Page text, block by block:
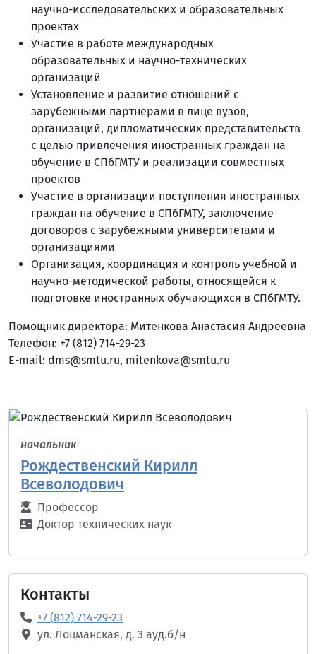
научно-исследовательских и образовательных
проектах
Участие в работе международных
образовательных и научно-технических
организаций
Установление и развитие отношений с
зарубежными партнерами в лице вузов,
организаций, дипломатических представительств
с целью привлечения иностранных граждан на
обучение в СПбГМТУ и реализации совместных
проектов
Участие в организации поступления иностранных
граждан на обучение в СПбГМТУ, заключение
договоров с зарубежными университетами и
организациями
Организация, координация и контроль учебной и
научно-методической работы, относящейся к
подготовке иностранных обучающихся в СПбГМТУ.
Помощник директора: Митенкова Анастасия Андреевна
Телефон: +7 (812) 714-29-23
E-mail: dms@smtu.ru, mitenkova@smtu.ru
начальник
Рождественский Кирилл
Всеволодович
Профессор
Доктор технических наук
Контакты
+7 (812) 714-29-23
ул. Лоцманская, д. 3 ауд.б/н